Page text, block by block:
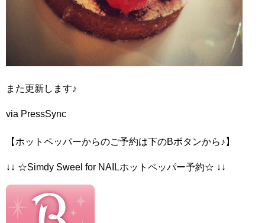
また更新します♪
via PressSync
【ホットペッパーからのご予約は下のBボタンから♪】
↓↓ ☆Simdy Sweel for NAILホットペッパー予約☆ ↓↓